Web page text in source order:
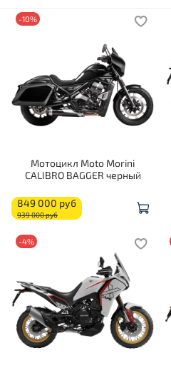
-10%
Мотоцикл Moto Morini
CALIBRO BAGGER черный
849 000 руб
939 000 руб
-4%